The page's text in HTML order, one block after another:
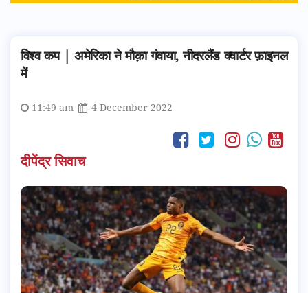
विश्व कप | अमेरिका ने मौक़ा गंवाया, नीदरलैंड क्वार्टर फ़ाइनल
में
11:49 am 4 December 2022
दीपेंद्र सिवाच